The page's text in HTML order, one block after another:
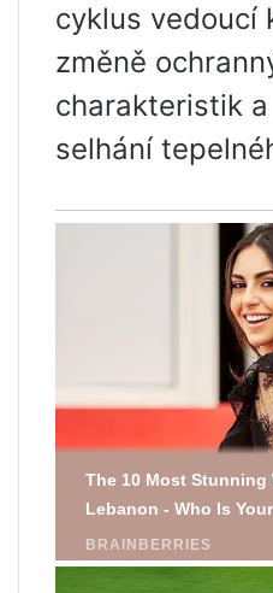
cyklus vedoucí
změně
charakteristik
selhání